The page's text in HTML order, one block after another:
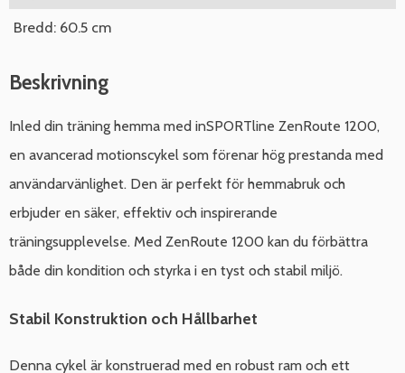
Bredd: 60.5 cm
Beskrivning
Inled din träning hemma med inSPORTline ZenRoute 1200,
en avancerad motionscykel som förenar hög prestanda med
användarvänlighet. Den är perfekt för hemmabruk och
erbjuder en säker, effektiv och inspirerande
träningsupplevelse. Med ZenRoute 1200 kan du förbättra
både din kondition och styrka i en tyst och stabil miljö.
Stabil Konstruktion och Hållbarhet
Denna cykel är konstruerad med en robust ram och ett